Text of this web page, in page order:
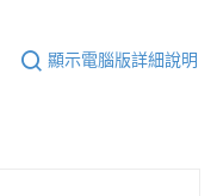
顯示電腦版詳細說明